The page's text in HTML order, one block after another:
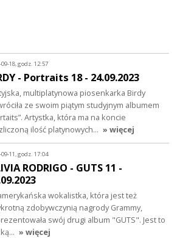
09-18, godz. 12:57
- Portraits 18 - 24.09.2023
multiplatynowa piosenkarka Birdy
ze swoim piątym studyjnym albumem
Artystka, która ma na koncie
ilość platynowych… » więcej
09-11, godz. 17:04
RODRIGO - GUTS 11 -
wokalistka, która jest też
zdobywczynią nagrody Grammy,
swój drugi album "GUTS". Jest to
» więcej